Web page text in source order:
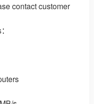
contact customer